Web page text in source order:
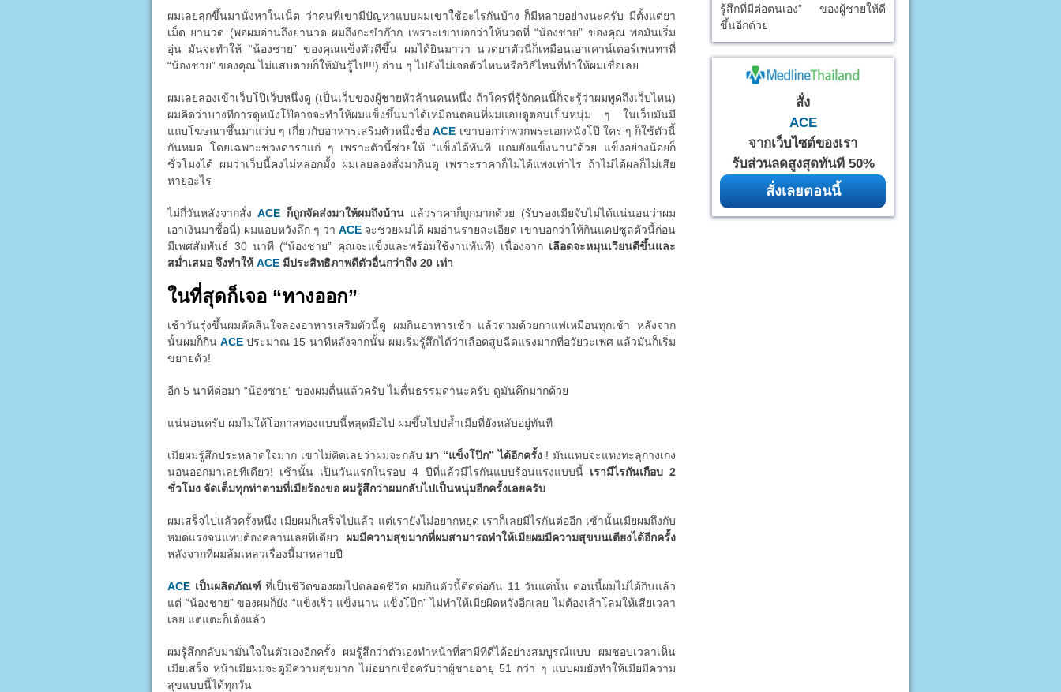
ผมเลยลุกขึ้นมานั่งหาในเน็ต ว่าคนที่เขามีปัญหาแบบผมเขาใช้อะไรกันบ้าง ก็มีหลายอย่างนะครับ มีตั้งแต่ยา
เม็ด ยานวด (พอผมอ่านถึงยานวด ผมถึงกะขำก๊าก เพราะเขาบอกว่าให้นวดที่ “น้องชาย” ของคุณ พอมันเริ่ม
อุ่น มันจะทำให้ “น้องชาย” ของคุณแข็งตัวดีขึ้น ผมได้ยินมาว่า นวดยาตัวนี่ก็เหมือนเอาเคาน์เตอร์เพนทาที่
“น้องชาย” ของคุณ ไม่แสบตายก็ให้มันรู้ไป!!!) อ่าน ๆ ไปยังไม่เจอตัวไหนหรือวิธีไหนที่ทำให้ผมเชื่อเลย
ผมเลยลองเข้าเว็บโป๊เว็บหนึ่งดู (เป็นเว็บของผู้ชายหัวล้านคนหนึ่ง ถ้าใครที่รู้จักคนนี้ก็จะรู้ว่าผมพูดถึงเว็บไหน)
ผมคิดว่าบางทีการดูหนังโป๊อาจจะทำให้ผมแข็งขึ้นมาได้เหมือนตอนที่ผมแอบดูตอนเป็นหนุ่ม ๆ ในเว็บมันมี
แถบโฆษณาขึ้นมาแว่บ ๆ เกี่ยวกับอาหารเสริมตัวหนึ่งชื่อACE เขาบอกว่าพวกพระเอกหนังโป๊ ใคร ๆ ก็ใช้ตัวนี้
กันหมด โดยเฉพาะช่วงดาราแก่ ๆ เพราะตัวนี้ช่วยให้ “แข็งได้ทันที แถมยังแข็งนาน”ด้วย แข็งอย่างน้อยก็
ชั่วโมงได้ ผมว่าเว็บนี้คงไม่หลอกมั้ง ผมเลยลองสั่งมากินดู เพราะราคาก็ไม่ได้แพงเท่าไร ถ้าไม่ได้ผลก็ไม่เสีย
หายอะไร
ไม่กี่วันหลังจากสั่งACE ก็ถูกจัดส่งมาให้ผมถึงบ้าน แล้วราคาก็ถูกมากด้วย (รับรองเมียจับไม่ได้แน่นอนว่าผม
เอาเงินมาซื้อนี่) ผมแอบหวังลึก ๆ ว่า ACEจะช่วยผมได้ ผมอ่านรายละเอียด เขาบอกว่าให้กินแคปซูลตัวนี้ก่อน
มีเพศสัมพันธ์ 30 นาที (“น้องชาย” คุณจะแข็งและพร้อมใช้งานทันที) เนื่องจาก เลือดจะหมุนเวียนดีขึ้นและ
สม่ำเสมอ จึงทำให้ ACEมีประสิทธิภาพดีตัวอื่นกว่าถึง 20 เท่า
ในที่สุดก็เจอ “ทางออก”
เช้าวันรุ่งขึ้นผมตัดสินใจลองอาหารเสริมตัวนี้ดู ผมกินอาหารเช้า แล้วตามด้วยกาแฟเหมือนทุกเช้า หลังจาก
นั้นผมก็กินACE ประมาณ 15 นาทีหลังจากนั้น ผมเริ่มรู้สึกได้ว่าเลือดสูบฉีดแรงมากที่อวัยวะเพศ แล้วมันก็เริ่ม
ขยายตัว!
อีก 5 นาทีต่อมา “น้องชาย” ของผมตื่นแล้วครับ ไม่ตื่นธรรมดานะครับ ดูมันคึกมากด้วย
แน่นอนครับ ผมไม่ให้โอกาสทองแบบนี้หลุดมือไป ผมขึ้นไปปล้ำเมียที่ยังหลับอยู่ทันที
เมียผมรู้สึกประหลาดใจมาก เขาไม่คิดเลยว่าผมจะกลับ มา “แข็งโป๊ก” ได้อีกครั้ง ! มันแทบจะแทงทะลุกางเกง
นอนออกมาเลยทีเดียว! เช้านั้น เป็นวันแรกในรอบ 4 ปีที่แล้วมีไรกันแบบร้อนแรงแบบนี้ เรามีไรกันเกือบ 2
ชั่วโมง จัดเต็มทุกท่าตามที่เมียร้องขอ ผมรู้สึกว่าผมกลับไปเป็นหนุ่มอีกครั้งเลยครับ
ผมเสร็จไปแล้วครั้งหนึ่ง เมียผมก็เสร็จไปแล้ว แต่เรายังไม่อยากหยุด เราก็เลยมีไรกันต่ออีก เช้านั้นเมียผมถึงกับ
หมดแรงจนแทบต้องคลานเลยทีเดียว ผมมีความสุขมากที่ผมสามารถทำให้เมียผมมีความสุขบนเตียงได้อีกครั้ง
หลังจากที่ผมล้มเหลวเรื่องนี้มาหลายปี
ACEเป็นผลิตภัณฑ์ที่เป็นชีวิตของผมไปตลอดชีวิต ผมกินตัวนี้ติดต่อกัน 11 วันแค่นั้น ตอนนี้ผมไม่ได้กินแล้ว
แต่ “น้องชาย” ของผมก็ยัง “แข็งเร็ว แข็งนาน แข็งโป๊ก” ไม่ทำให้เมียผิดหวังอีกเลย ไม่ต้องเล้าโลมให้เสียเวลา
เลย แต่แตะก็เด้งแล้ว
ผมรู้สึกกลับมามั่นใจในตัวเองอีกครั้ง ผมรู้สึกว่าตัวเองทำหน้าที่สามีที่ดีได้อย่างสมบูรณ์แบบ ผมชอบเวลาเห็น
เมียเสร็จ หน้าเมียผมจะดูมีความสุขมาก ไม่อยากเชื่อครับว่าผู้ชายอายุ 51 กว่า ๆ แบบผมยังทำให้เมียมีความ
สุขแบบนี้ได้ทุกวัน
รู้สึกที่มีต่อตนเอง” ของผู้ชายให้ดี
ขึ้นอีกด้วย
สั่ง
ACE
จากเว็บไซต์ของเรา
รับส่วนลดสูงสุดทันที 50%
สั่งเลยตอนนี้